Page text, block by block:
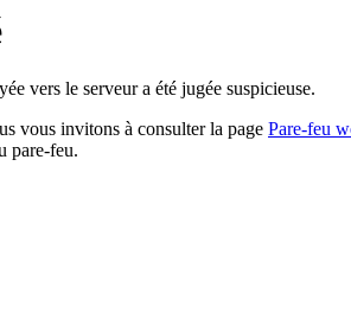
vers le serveur a été jugée suspicieuse.
vous invitons à consulter la page Pare-feu
pare-feu.